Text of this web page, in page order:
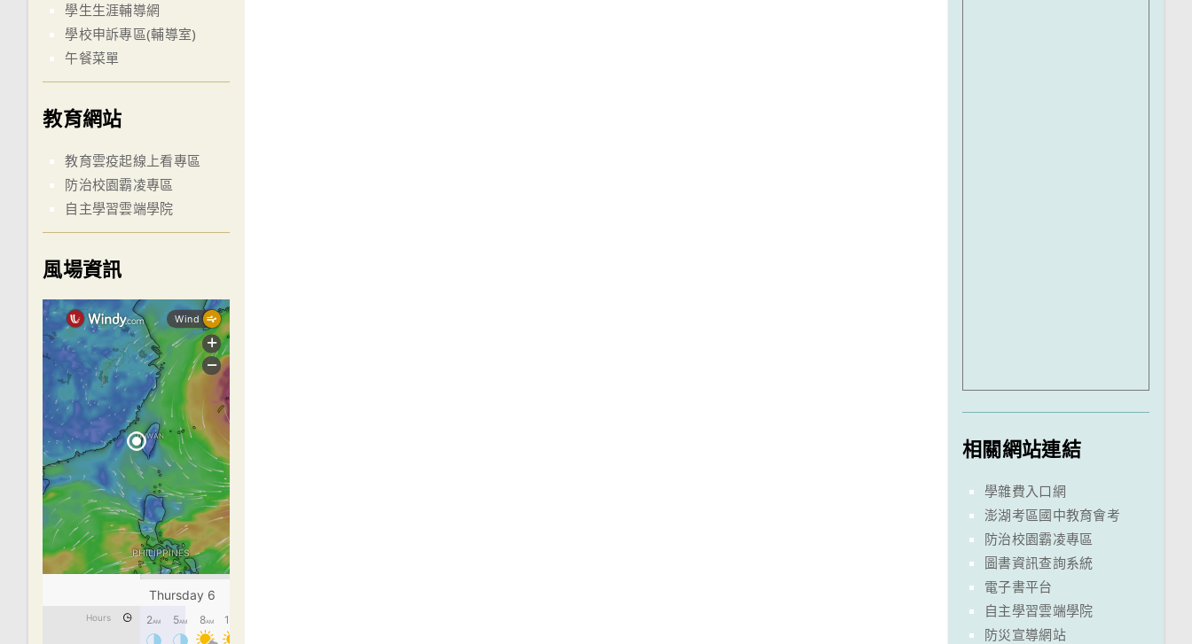
學生生涯輔導網
學校申訴專區(輔導室)
午餐菜單
教育網站
教育雲疫起線上看專區
防治校園霸凌專區
自主學習雲端學院
風場資訊
相關網站連結
學雜費入口網
澎湖考區國中教育會考
防治校園霸凌專區
圖書資訊查詢系統
電子書平台
自主學習雲端學院
防災宣導網站